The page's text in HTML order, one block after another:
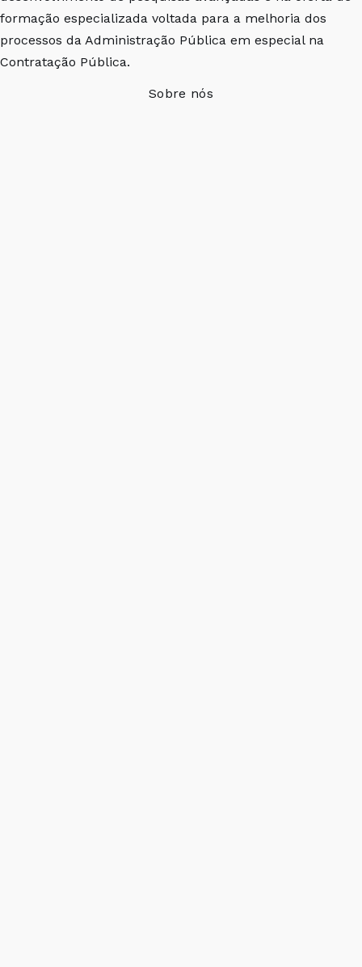
formação especializada voltada para a melhoria dos
processos da Administração Pública em especial na
Contratação Pública.
Sobre nós